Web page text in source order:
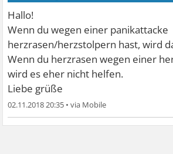
Hallo!
Wenn du wegen einer panikattacke
herzrasen/herzstolpern hast, wird
Wenn du herzrasen wegen einer
wird es eher nicht helfen.
Liebe grüße
02.11.2018 20:35 •